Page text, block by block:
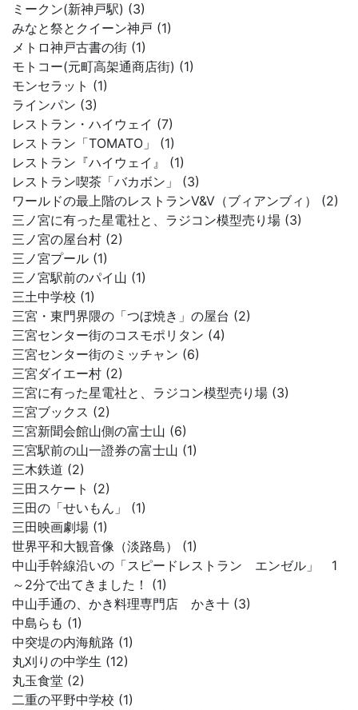
ミークン(新神戸駅) (3)
みなと祭とクイーン神戸 (1)
メトロ神戸古書の街 (1)
モトコー(元町高架通商店街) (1)
モンセラット (1)
ラインパン (3)
レストラン・ハイウェイ (7)
レストラン「TOMATO」 (1)
レストラン『ハイウェイ』 (1)
レストラン喫茶「バカボン」 (3)
ワールドの最上階のレストランV&V（ブィアンブィ） (2)
三ノ宮に有った星電社と、ラジコン模型売り場 (3)
三ノ宮の屋台村 (2)
三ノ宮プール (1)
三ノ宮駅前のパイ山 (1)
三土中学校 (1)
三宮・東門界隈の「つぼ焼き」の屋台 (2)
三宮センター街のコスモポリタン (4)
三宮センター街のミッチャン (6)
三宮ダイエー村 (2)
三宮に有った星電社と、ラジコン模型売り場 (3)
三宮ブックス (2)
三宮新聞会館山側の富士山 (6)
三宮駅前の山一證券の富士山 (1)
三木鉄道 (2)
三田スケート (2)
三田の「せいもん」 (1)
三田映画劇場 (1)
世界平和大観音像（淡路島） (1)
中山手幹線沿いの「スピードレストラン エンゼル」 1
～2分で出てきました！ (1)
中山手通の、かき料理専門店 かき十 (3)
中島らも (1)
中突堤の内海航路 (1)
丸刈りの中学生 (12)
丸玉食堂 (2)
二重の平野中学校 (1)